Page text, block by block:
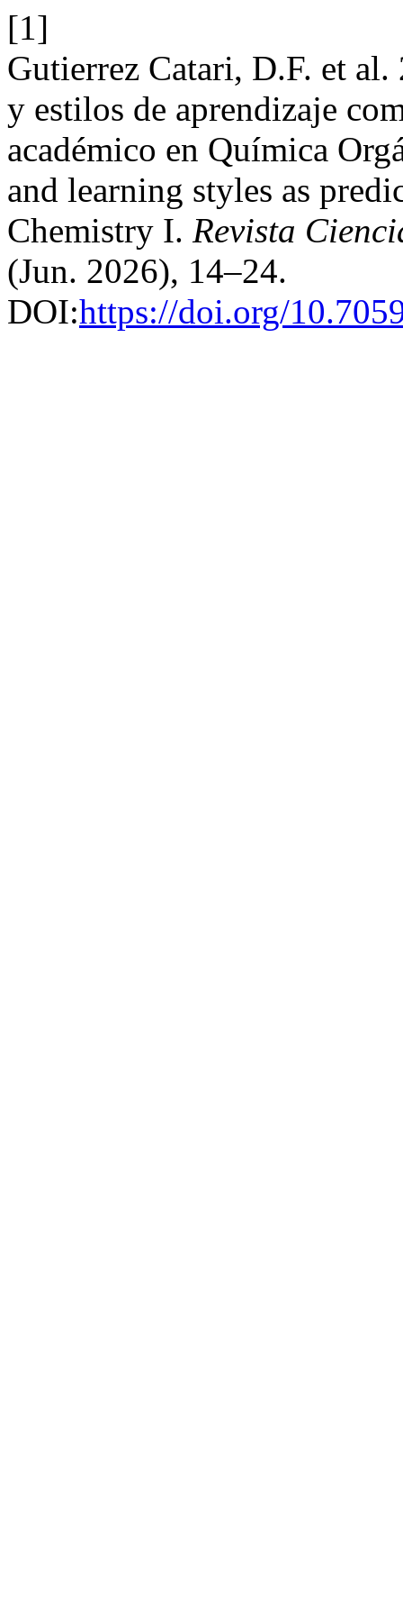
[1]
Gutierrez Catari, D.F. et
y estilos de aprendizaje
académico en Química
and learning styles as
Chemistry I. Revista
(Jun. 2026), 14–24.
DOI:https://doi.org/